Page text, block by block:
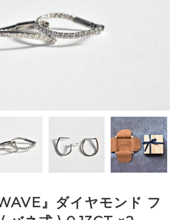
』ダイヤモンド フ